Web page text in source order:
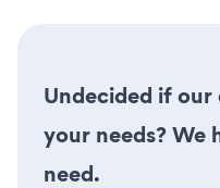
Undecided if
your needs? We
need.